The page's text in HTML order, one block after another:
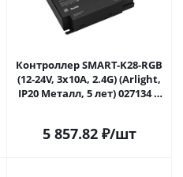
Контроллер SMART-K28-RGB
(12-24V, 3x10A, 2.4G) (Arlight,
IP20 Металл, 5 лет) 027134 в
5 857.82₽/шт